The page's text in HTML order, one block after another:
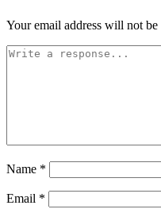
Your email address will not be
Name *
Email *